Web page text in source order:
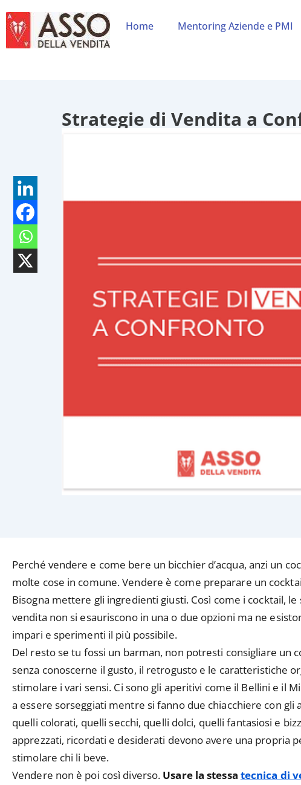
Home Mentoring Aziende e PMI
Strategie di Vendita a
Perché vendere e come bere un bicchier d’acqua, anzi un
molte cose in comune. Vendere è come preparare un
Bisogna mettere gli ingredienti giusti. Così come i cocktail, le
vendita non si esauriscono in una o due opzioni ma ne
impari e sperimenti il più possibile.
Del resto se tu fossi un barman, non potresti consigliare un
senza conoscerne il gusto, il retrogusto e le caratteristiche
stimolare i vari sensi. Ci sono gli aperitivi come il Bellini e il
a essere sorseggiati mentre si fanno due chiacchiere con gli
quelli colorati, quelli secchi, quelli dolci, quelli fantasiosi e
apprezzati, ricordati e desiderati devono avere una propria
stimolare chi li beve.
Vendere non è poi così diverso. Usare la stessa tecnica di